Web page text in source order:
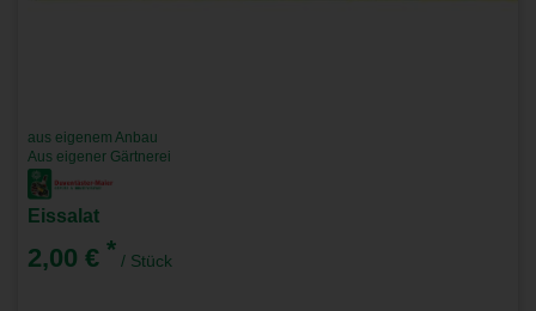
aus eigenem Anbau
Aus eigener Gärtnerei
Eissalat
2,00 € * / Stück